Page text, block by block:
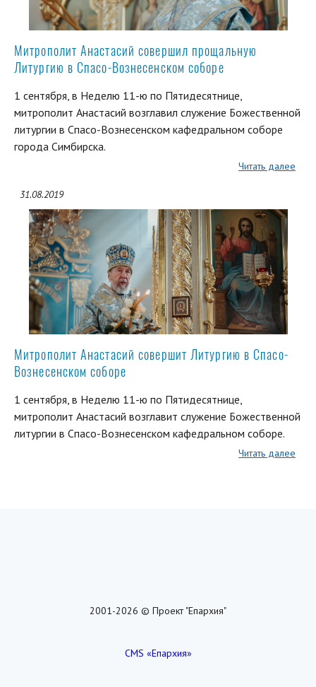
Митрополит Анастасий совершил прощальную
Литургию в Спасо-Вознесенском соборе
1 сентября, в Неделю 11-ю по Пятидесятнице,
митрополит Анастасий возглавил служение Божественной
литургии в Спасо-Вознесенском кафедральном соборе
города Симбирска.
Читать далее
31.08.2019
Митрополит Анастасий совершит Литургию в Спасо-
Вознесенском соборе
1 сентября, в Неделю 11-ю по Пятидесятнице,
митрополит Анастасий возглавит служение Божественной
литургии в Спасо-Вознесенском кафедральном соборе.
Читать далее
2001-2026 © Проект "Епархия"
CMS «Епархия»